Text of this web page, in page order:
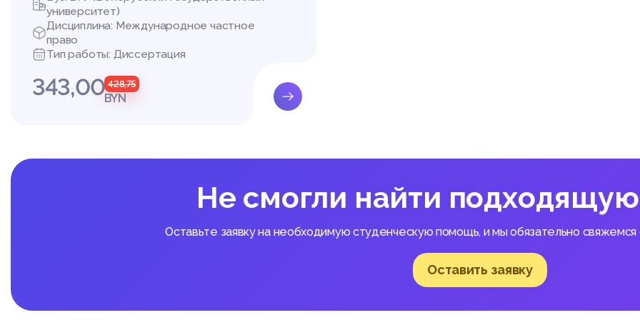
Соответственно, предмет прокурорского надзора за исполнением природоохранного
иозными организациями и другими организациями, должностными лицами и иными
в том числе индивидуальными предпринимателями.
Отсюда можно выделить следующие поднадзорные органы:
ЗАКЛЮЧЕНИЕ
Основные научные результаты диссертации:
рые осуществляют от имени государства надзор за точным и единообразным
ормативных правовых актов на территории Республики Беларусь, а также выполняют
функции, установленные законодательством.
университет)
Дисциплина: Международное частное
право
Тип работы: Диссертация
343,00 428,75
BYN
Не смогли найти
Оставьте заявку на необходимую студенческую помощь, и мы обязательно свяжемся
Оставить заявку